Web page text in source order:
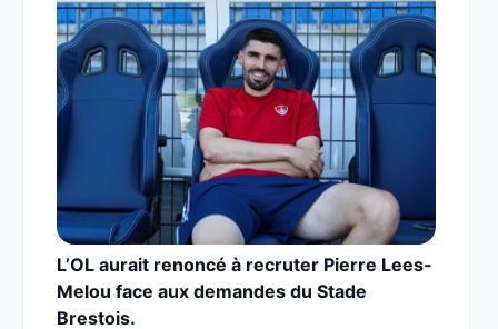
L’OL aurait renoncé à recruter Pierre Lees-
Melou face aux demandes du Stade
Brestois.